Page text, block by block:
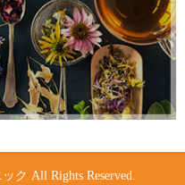
ク All Rights Reserved.